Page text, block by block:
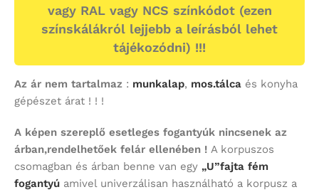
vagy RAL vagy NCS színkódot (ezen
színskálákról lejjebb a leírásból lehet
tájékozódni) !!!
Az ár nem tartalmaz : munkalap, mos.tálca és konyha
gépészet árat ! ! !
A képen szereplő esetleges fogantyúk nincsenek az
árban,rendelhetőek felár ellenében ! A korpuszos
csomagban és árban benne van egy „U”fajta fém
fogantyú amivel univerzálisan használható a korpusz a